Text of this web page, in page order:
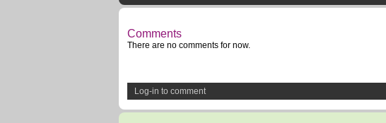
Comments
There are no comments for now.
Log-in to comment